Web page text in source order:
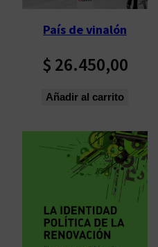
ú
t
m
País de vinalón
$ 26.450,00
Añadir al carrito